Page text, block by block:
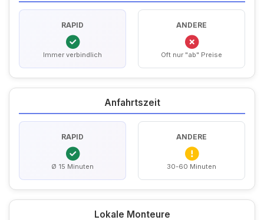
RAPID
Immer verbindlich
ANDERE
Oft nur "ab" Preise
Anfahrtszeit
RAPID
Ø 15 Minuten
ANDERE
30-60 Minuten
Lokale Monteure